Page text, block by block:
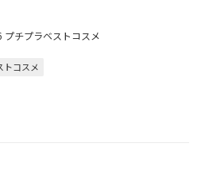
プチプラベストコスメ
トコスメ